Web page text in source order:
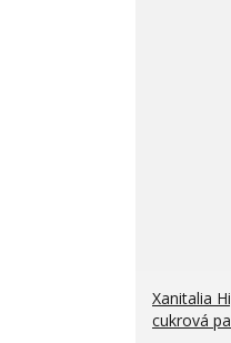
Xanitalia
cukrová